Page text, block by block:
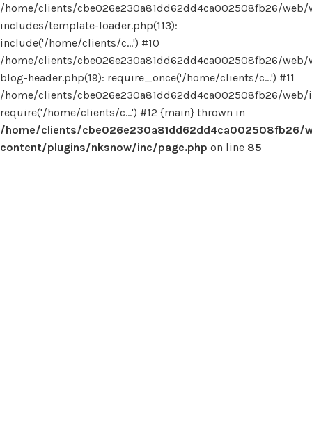
/home/clients/cbe026e230a81dd62dd4ca002508fb26/web/
includes/template-loader.php(113):
include('/home/clients/c...') #10
/home/clients/cbe026e230a81dd62dd4ca002508fb26/web/
blog-header.php(19): require_once('/home/clients/c...') #11
/home/clients/cbe026e230a81dd62dd4ca002508fb26/web/
require('/home/clients/c...') #12 {main} thrown in
/home/clients/cbe026e230a81dd62dd4ca002508fb26/
content/plugins/nksnow/inc/page.php on line 85